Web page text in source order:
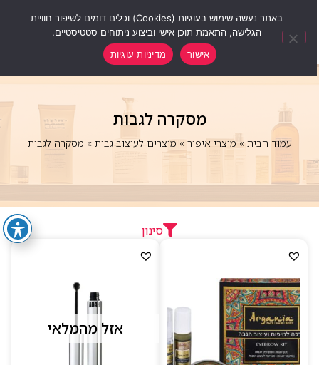
מסקרה לגבות
עמוד הבית» מוצרי איפור»מוצרים לעיצוב גבות» מסקרה לגבות
סינון
אזל מהמלאי
באתר נעשה שימוש בעוגיות (Cookies) וכלים דומים לשיפור חוויית
הגלישה, התאמת תוכן אישי וביצוע ניתוחים סטטיסטיים.
אישור
מדיניות עוגיות